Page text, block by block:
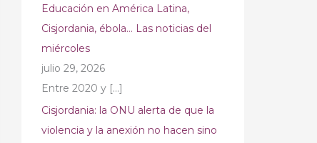
Educación en América Latina,
Cisjordania, ébola… Las noticias del
miércoles
julio 29, 2026
Entre 2020 y […]
Cisjordania: la ONU alerta de que la
violencia y la anexión no hacen sino